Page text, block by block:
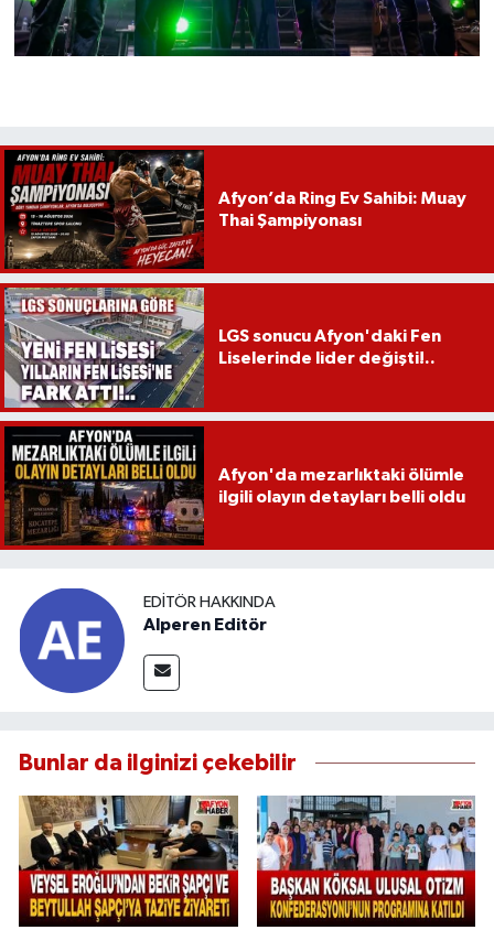
Afyon’da Ring Ev Sahibi: Muay
Thai Şampiyonası
LGS sonucu Afyon'daki Fen
Liselerinde lider değişti!..
Afyon'da mezarlıktaki ölümle
ilgili olayın detayları belli oldu
EDITÖR HAKKINDA
Alperen Editör
Bunlar da ilginizi çekebilir